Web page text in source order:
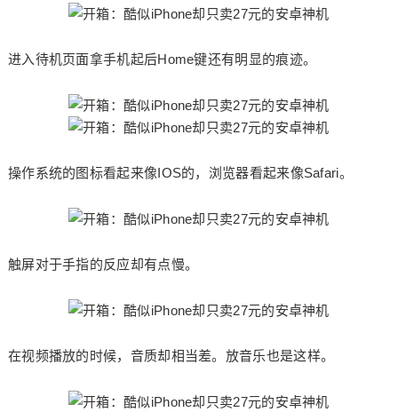
进入待机页面拿手机起后Home键还有明显的痕迹。
操作系统的图标看起来像IOS的，浏览器看起来像Safari。
触屏对于手指的反应却有点慢。
在视频播放的时候，音质却相当差。放音乐也是这样。